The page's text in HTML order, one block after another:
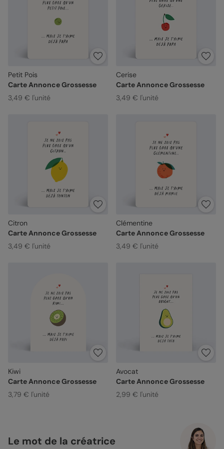
Petit Pois
Carte Annonce Grossesse
3,49 € l'unité
Cerise
Carte Annonce Grossesse
3,49 € l'unité
Citron
Carte Annonce Grossesse
3,49 € l'unité
Clémentine
Carte Annonce Grossesse
3,49 € l'unité
Kiwi
Carte Annonce Grossesse
3,79 € l'unité
Avocat
Carte Annonce Grossesse
2,99 € l'unité
Le mot de la créatrice